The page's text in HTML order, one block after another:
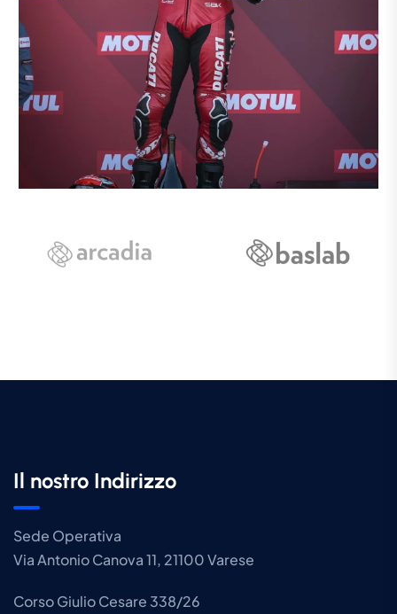
Il nostro Indirizzo
Sede Operativa
Via Antonio Canova 11, 21100 Varese
Corso Giulio Cesare 338/26